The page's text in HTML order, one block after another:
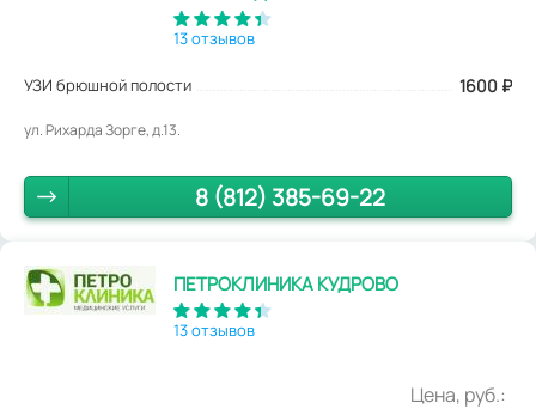
13 отзывов
УЗИ брюшной полости 1600 ₽
ул. Рихарда Зорге, д.13.
8 (812) 385-69-22
ПЕТРОКЛИНИКА КУДРОВО
13 отзывов
Цена, руб.: